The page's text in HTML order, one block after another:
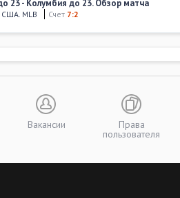
23 - Колумбия до 23. Обзор матча
MLB Счет 7:2
2018,18:00
2016,02:00
до 23 - Япония до 23. Обзор матча
Мировой Классик
23 - Мексика до 23. Обзор матча
Вакансии Права
пользователя